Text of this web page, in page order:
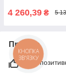
502 мм ДСП 18 мм
вибір Luxe Studio
4 260,39 ₴ 5
Про нас
98%
КНОПКА
ЗВ'ЯЗКУ